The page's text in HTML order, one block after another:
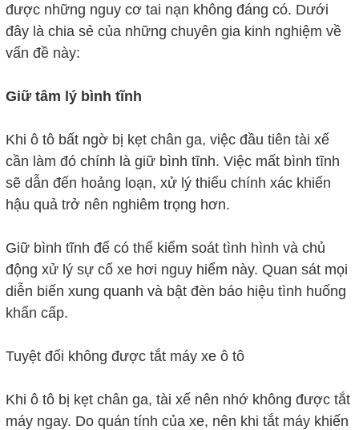
được những nguy cơ tai nạn không đáng có. Dưới
đây là chia sẻ của những chuyên gia kinh nghiệm về
vấn đề này:
Giữ tâm lý bình tĩnh
Khi ô tô bất ngờ bị kẹt chân ga, việc đầu tiên tài xế
cần làm đó chính là giữ bình tĩnh. Việc mất bình tĩnh
sẽ dẫn đến hoảng loạn, xử lý thiếu chính xác khiến
hậu quả trở nên nghiêm trọng hơn.
Giữ bình tĩnh để có thể kiểm soát tình hình và chủ
động xử lý sự cố xe hơi nguy hiểm này. Quan sát mọi
diễn biến xung quanh và bật đèn báo hiệu tình huống
khẩn cấp.
Tuyệt đối không được tắt máy xe ô tô
Khi ô tô bị kẹt chân ga, tài xế nên nhớ không được tắt
máy ngay. Do quán tính của xe, nên khi tắt máy khiến